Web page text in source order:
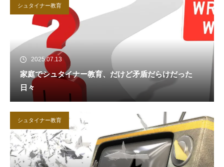
シュタイナー教育
2025.07.13
家庭でシュタイナー教育、だけど矛盾だらけだった
日々
シュタイナー教育